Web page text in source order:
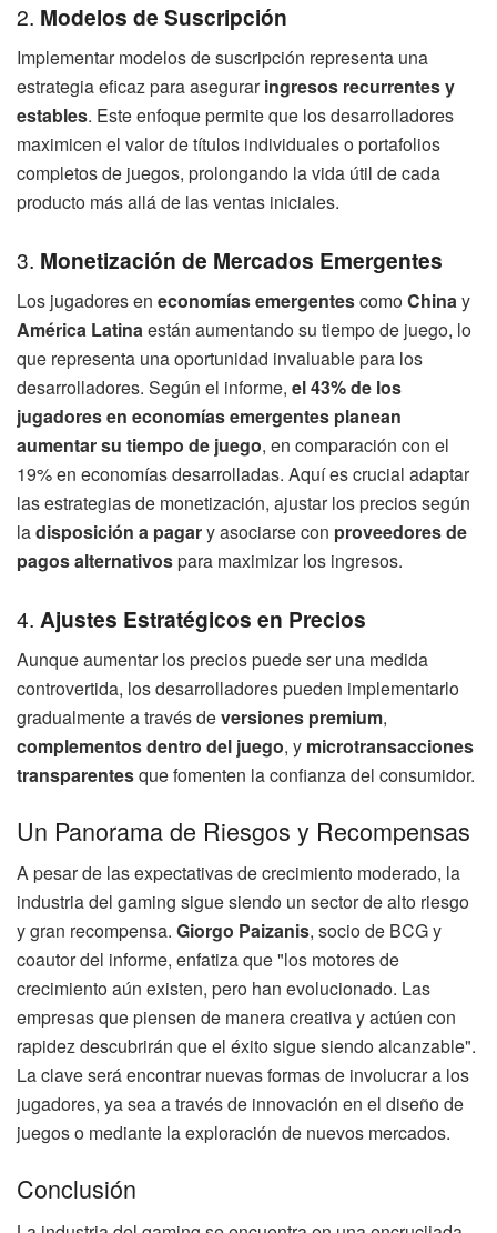
2. Modelos de Suscripción
Implementar modelos de suscripción representa una
estrategia eficaz para aseguraringresos recurrentes y
estables. Este enfoque permite que los desarrolladores
maximicen el valor de títulos individuales o portafolios
completos de juegos, prolongando la vida útil de cada
producto más allá de las ventas iniciales.
3. Monetización de Mercados Emergentes
Los jugadores en economías emergentescomoChinay
América Latinaestán aumentando su tiempo de juego, lo
que representa una oportunidad invaluable para los
desarrolladores. Según el informe, el 43% de los
jugadores en economías emergentes planean
aumentar su tiempo de juego, en comparación con el
19% en economías desarrolladas. Aquí es crucial adaptar
las estrategias de monetización, ajustar los precios según
ladisposición a pagary asociarse con proveedores de
pagos alternativospara maximizar los ingresos.
4. Ajustes Estratégicos en Precios
Aunque aumentar los precios puede ser una medida
controvertida, los desarrolladores pueden implementarlo
gradualmente a través deversiones premium,
complementos dentro del juego, y microtransacciones
transparentesque fomenten la confianza del consumidor.
Un Panorama de Riesgos y Recompensas
A pesar de las expectativas de crecimiento moderado, la
industria del gaming sigue siendo un sector de alto riesgo
y gran recompensa. Giorgo Paizanis, socio de BCG y
coautor del informe, enfatiza que "los motores de
crecimiento aún existen, pero han evolucionado. Las
empresas que piensen de manera creativa y actúen con
rapidez descubrirán que el éxito sigue siendo alcanzable".
La clave será encontrar nuevas formas de involucrar a los
jugadores, ya sea a través de innovación en el diseño de
juegos o mediante la exploración de nuevos mercados.
Conclusión